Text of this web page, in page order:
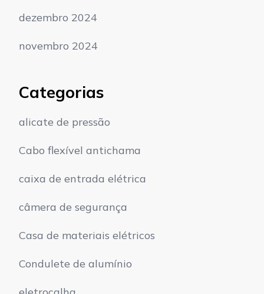
dezembro 2024
novembro 2024
Categorias
alicate de pressão
Cabo flexível antichama
caixa de entrada elétrica
câmera de segurança
Casa de materiais elétricos
Condulete de alumínio